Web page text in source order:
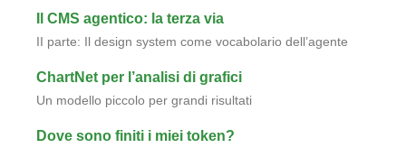
Il CMS agentico: la terza via
II parte: Il design system come vocabolario dell’agente
ChartNet per l’analisi di grafici
Un modello piccolo per grandi risultati
Dove sono finiti i miei token?